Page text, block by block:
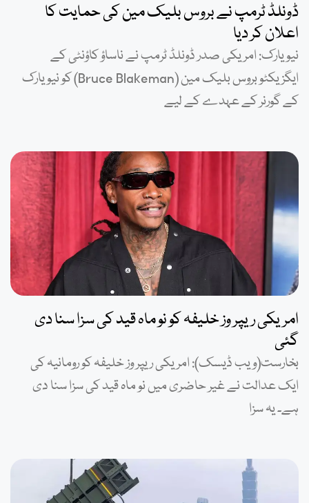
ڈونلڈ ٹرمپ نے بروس بلیک مین کی حمایت کا
اعلان کر دیا
نیو یارک: امریکی صدر ڈونلڈ ٹرمپ نے ناساؤ کاؤنٹی کے
ایگزیکٹو بروس بلیک مین (Bruce Blakeman) کو نیو یارک
کے گورنر کے عہدے کے لیے
امریکی ریپر وز خلیفہ کو نو ماہ قید کی سزا سنا دی
گئی
بخارست(ویب ڈیسک): امریکی ریپر وز خلیفہ کو رومانیہ کی
ایک عدالت نے غیر حاضری میں نو ماہ قید کی سزا سنا دی
ہے۔ یہ سزا